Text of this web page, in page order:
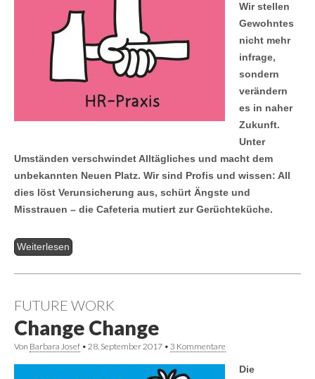
Wir stellen
Gewohntes
nicht mehr
infrage,
sondern
verändern
es in naher
Zukunft.
Unter
Umständen verschwindet Alltägliches und macht dem
unbekannten Neuen Platz. Wir sind Profis und wissen: All
dies löst Verunsicherung aus, schürt Ängste und
Misstrauen – die Cafeteria mutiert zur Gerüchteküche.
Weiterlesen
FUTURE WORK
Change Change
Von Barbara Josef • 28. September 2017 • 3 Kommentare
Die